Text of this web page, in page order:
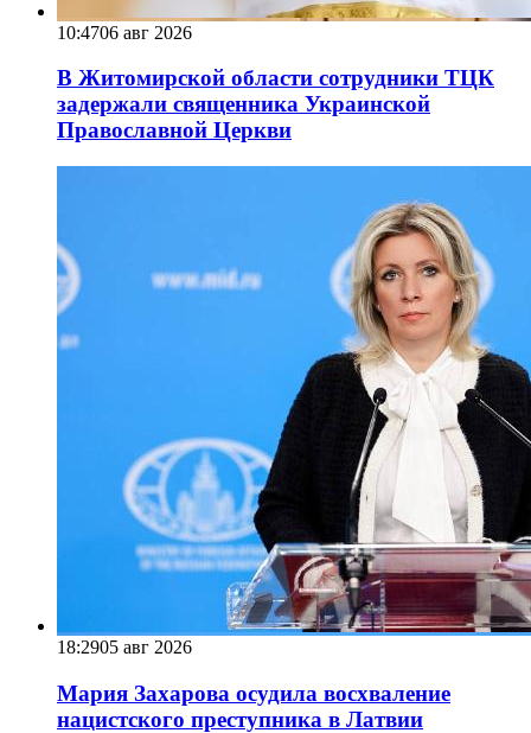
10:4706 авг 2026
В Житомирской области сотрудники ТЦК
задержали священника Украинской
Православной Церкви
18:2905 авг 2026
Мария Захарова осудила восхваление
нацистского преступника в Латвии